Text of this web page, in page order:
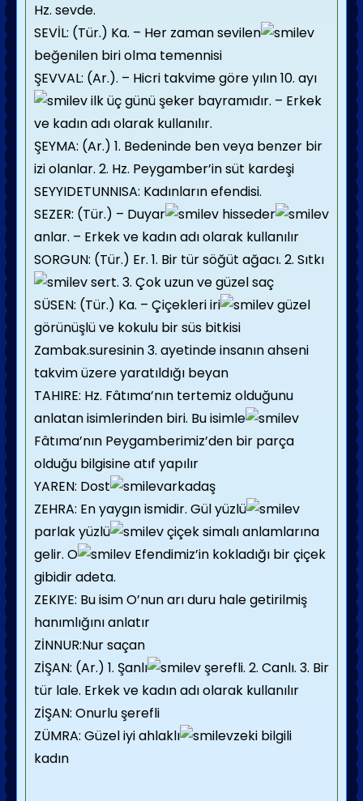
Hz. sevde.
SEVİL: (Tür.) Ka. – Her zaman sevilen
beğenilen biri olma temennisi
ŞEVVAL: (Ar.). – Hicri takvime göre yılın 10. ayı
ilk üç günü şeker bayramıdır. – Erkek
ve kadın adı olarak kullanılır.
ŞEYMA: (Ar.) 1. Bedeninde ben veya benzer bir
izi olanlar. 2. Hz. Peygamber’in süt kardeşi
SEYYIDETUNNISA: Kadınların efendisi.
SEZER: (Tür.) – Duyar
hisseder
anlar. – Erkek ve kadın adı olarak kullanılır
SORGUN: (Tür.) Er. 1. Bir tür söğüt ağacı. 2. Sıtkı
sert. 3. Çok uzun ve güzel saç
SÜSEN: (Tür.) Ka. – Çiçekleri iri
güzel
görünüşlü ve kokulu bir süs bitkisi
Zambak.suresinin 3. ayetinde insanın ahseni
takvim üzere yaratıldığı beyan
TAHIRE: Hz. Fâtıma’nın tertemiz olduğunu
anlatan isimlerinden biri. Bu isimle
Fâtıma’nın Peygamberimiz’den bir parça
olduğu bilgisine atıf yapılır
YAREN: Dost
arkadaş
ZEHRA: En yaygın ismidir. Gül yüzlü
parlak yüzlü
çiçek simalı anlamlarına
gelir. O
Efendimiz’in kokladığı bir çiçek
gibidir adeta.
ZEKIYE: Bu isim O’nun arı duru hale getirilmiş
hanımlığını anlatır
ZİNNUR:Nur saçan
ZİŞAN: (Ar.) 1. Şanlı
şerefli. 2. Canlı. 3. Bir
tür lale. Erkek ve kadın adı olarak kullanılır
ZİŞAN: Onurlu şerefli
ZÜMRA: Güzel iyi ahlaklı
zeki bilgili
kadın